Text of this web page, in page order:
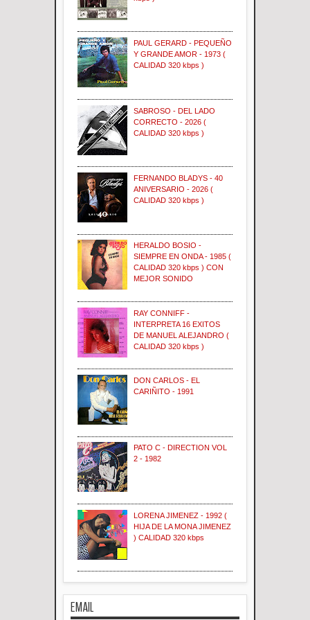
PAUL GERARD - PEQUEÑO
Y GRANDE AMOR - 1973 (
CALIDAD 320 kbps )
SABROSO - DEL LADO
CORRECTO - 2026 (
CALIDAD 320 kbps )
FERNANDO BLADYS - 40
ANIVERSARIO - 2026 (
CALIDAD 320 kbps )
HERALDO BOSIO -
SIEMPRE EN ONDA - 1985 (
CALIDAD 320 kbps ) CON
MEJOR SONIDO
RAY CONNIFF -
INTERPRETA 16 EXITOS
DE MANUEL ALEJANDRO (
CALIDAD 320 kbps )
DON CARLOS - EL
CARIÑITO - 1991
PATO C - DIRECTION VOL
2 - 1982
LORENA JIMENEZ - 1992 (
HIJA DE LA MONA JIMENEZ
) CALIDAD 320 kbps
EMAIL